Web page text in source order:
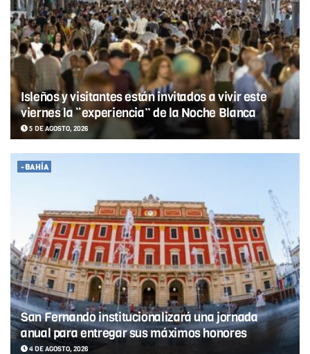
Isleños y visitantes están invitados a vivir este
viernes la “experiencia” de la Noche Blanca
5 DE AGOSTO, 2026
-BAHÍA
San Fernando institucionalizará una jornada
anual para entregar sus máximos honores
4 DE AGOSTO, 2026